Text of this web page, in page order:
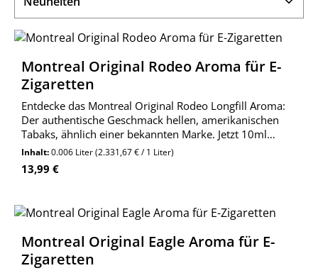
Montreal Original Rodeo Aroma für E-
Zigaretten
Entdecke das Montreal Original Rodeo Longfill Aroma:
Der authentische Geschmack hellen, amerikanischen
Tabaks, ähnlich einer bekannten Marke. Jetzt 10ml
Aroma in 60ml Flasche bestellen!
Inhalt:0.006 Liter(2.331,67 € / 1 Liter)
Regulärer Preis:
13,99 €
Montreal Original Eagle Aroma für E-
Zigaretten